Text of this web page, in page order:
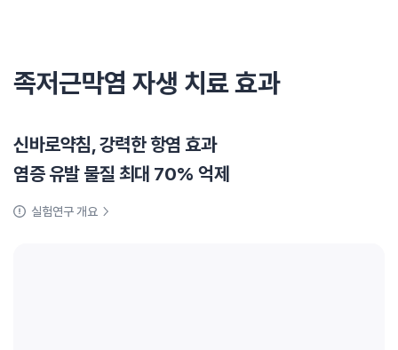
족저근막염 자생 치료 효과
신바로약침, 강력한 항염 효과
염증 유발 물질 최대 70% 억제
실험연구 개요